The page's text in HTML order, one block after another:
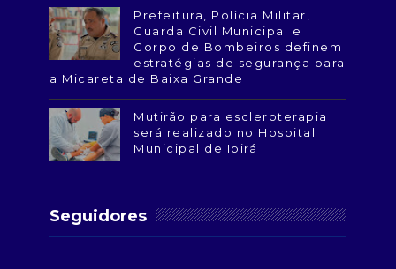
Prefeitura, Polícia Militar,
Guarda Civil Municipal e
Corpo de Bombeiros definem
estratégias de segurança para
a Micareta de Baixa Grande
Mutirão para escleroterapia
será realizado no Hospital
Municipal de Ipirá
Seguidores